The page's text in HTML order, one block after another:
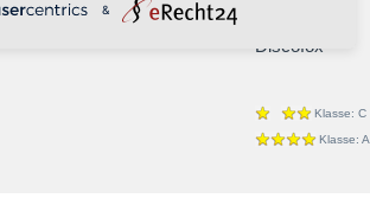
Discofox
Klasse: C
Klasse: A
&